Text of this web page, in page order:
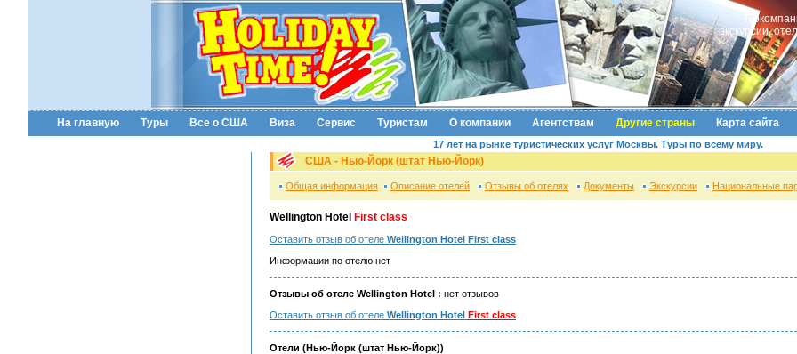
экскурсии,
На главную Туры Все о США Виза Сервис Туристам О компании Агентствам Другие страны Карта сайта
17 лет на рынке туристических услуг Москвы. Туры по всему миру.
США - Нью-Йорк (штат Нью-Йорк)
Общая информация Описание отелей Отзывы об отелях Документы Экскурсии Национальные
Wellington Hotel First class
Оставить отзыв об отеле Wellington Hotel First class
Информации по отелю нет
Отзывы об отеле Wellington Hotel : нет отзывов
Оставить отзыв об отеле Wellington Hotel First class
Отели (Нью-Йорк (штат Нью-Йорк))